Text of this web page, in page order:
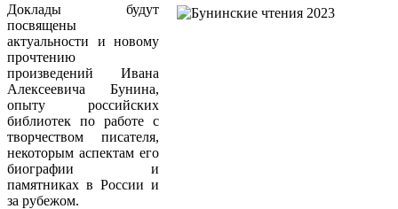
Доклады будут
посвящены
актуальности и новому
прочтению
произведений Ивана
Алексеевича Бунина,
опыту российских
библиотек по работе с
творчеством писателя,
некоторым аспектам его
биографии и
памятниках в России и
за рубежом.